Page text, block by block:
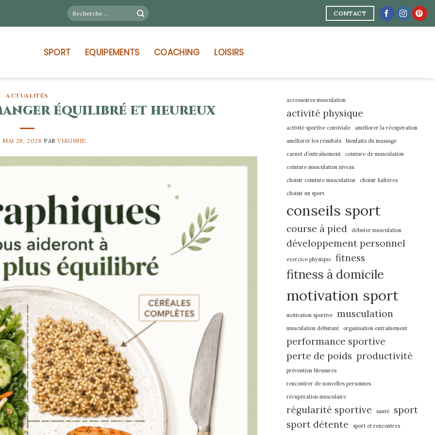
CONTACT
SPORT EQUIPEMENTS COACHING LOISIRS
ACTUALITÉS
équilibré et heureux
MAI 28, 2026 PARVIRGINIE
accessoires musculation
activité physique
activité sportive conviviale
améliorer la récupération
améliorer les résultats
bienfaits du massage
carnet d’entraînement
ceinture de musculation
ceinture musculation niveau
choisir ceinture musculation
choisir haltères
choisir un sport
conseils sport
course à pied débuter musculation
développement personnel
exercice physique fitness
fitness à domicile
motivation sport
motivation sportive musculation
musculation débutant organisation entraînement
performance sportive
perte de poids productivité
prévention blessures
rencontrer de nouvelles personnes
récupération musculaire
régularité sportive santé
sport
sport détente
sport et rencontres